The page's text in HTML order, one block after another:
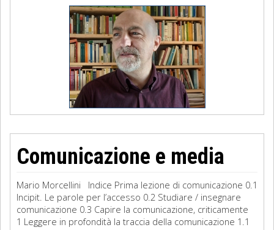
Comunicazione e media
Mario Morcellini Indice Prima lezione di comunicazione 0.1
Incipit. Le parole per l’accesso 0.2 Studiare / insegnare
comunicazione 0.3 Capire la comunicazione, criticamente
1 Leggere in profondità la traccia della comunicazione 1.1